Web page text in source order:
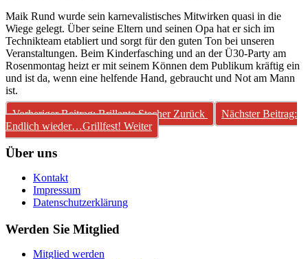
Maik Rund wurde sein karnevalistisches Mitwirken quasi in die
Wiege gelegt. Über seine Eltern und seinen Opa hat er sich im
Technikteam etabliert und sorgt für den guten Ton bei unseren
Veranstaltungen. Beim Kinderfasching und an der Ü30-Party am
Rosenmontag heizt er mit seinem Können dem Publikum kräftig ein
und ist da, wenn eine helfende Hand, gebraucht und Not am Mann
ist.
Vorheriger Beitrag: Brillante Stecher Zurück
Nächster Beitrag:
Endlich wieder…Grillfest! Weiter
Über uns
Kontakt
Impressum
Datenschutzerklärung
Werden Sie Mitglied
Mitglied werden